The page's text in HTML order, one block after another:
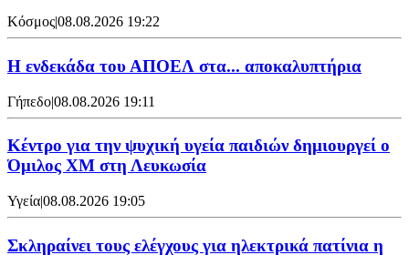
Κόσμος|08.08.2026 19:22
Η ενδεκάδα του ΑΠΟΕΛ στα... αποκαλυπτήρια
Γήπεδο|08.08.2026 19:11
Κέντρο για την ψυχική υγεία παιδιών δημιουργεί ο
Όμιλος XM στη Λευκωσία
Υγεία|08.08.2026 19:05
Σκληραίνει τους ελέγχους για ηλεκτρικά πατίνια η